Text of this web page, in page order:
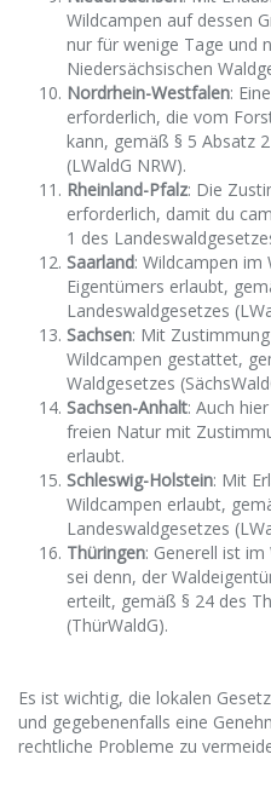
Wildcampen auf dessen
nur für wenige Tage und
Niedersächsischen
Nordrhein-Westfalen:
erforderlich, die vom
kann, gemäß § 5 Absatz
(LWaldG NRW).
Rheinland-Pfalz: Die
erforderlich, damit du
1 des
Saarland: Wildcampen im
Eigentümers erlaubt,
Landeswaldgesetzes
Sachsen: Mit
Wildcampen gestattet,
Waldgesetzes
Sachsen-Anhalt: Auch
freien Natur mit
erlaubt.
Schleswig-Holstein: Mit
Wildcampen erlaubt,
Landeswaldgesetzes
Thüringen: Generell ist
sei denn, der
erteilt, gemäß § 24 des
(ThürWaldG).
Es ist wichtig, die lokalen
und gegebenenfalls eine
rechtliche Probleme zu